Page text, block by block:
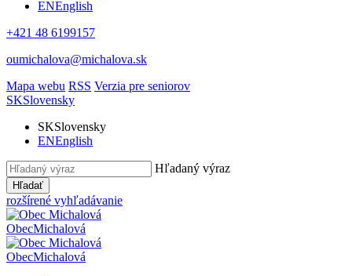
ENEnglish
+421 48 6199157
oumichalova@michalova.sk
Mapa webu RSS Verzia pre seniorov
SKSlovensky
SKSlovensky
ENEnglish
Hľadaný výraz
Hľadať
rozšírené vyhľadávanie
ObecMichalová
ObecMichalová